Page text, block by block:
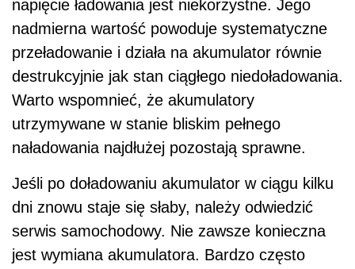
napięcie ładowania jest niekorzystne. Jego
nadmierna wartość powoduje systematyczne
przeładowanie i działa na akumulator równie
destrukcyjnie jak stan ciągłego niedoładowania.
Warto wspomnieć, że akumulatory
utrzymywane w stanie bliskim pełnego
naładowania najdłużej pozostają sprawne.
Jeśli po doładowaniu akumulator w ciągu kilku
dni znowu staje się słaby, należy odwiedzić
serwis samochodowy. Nie zawsze konieczna
jest wymiana akumulatora. Bardzo często